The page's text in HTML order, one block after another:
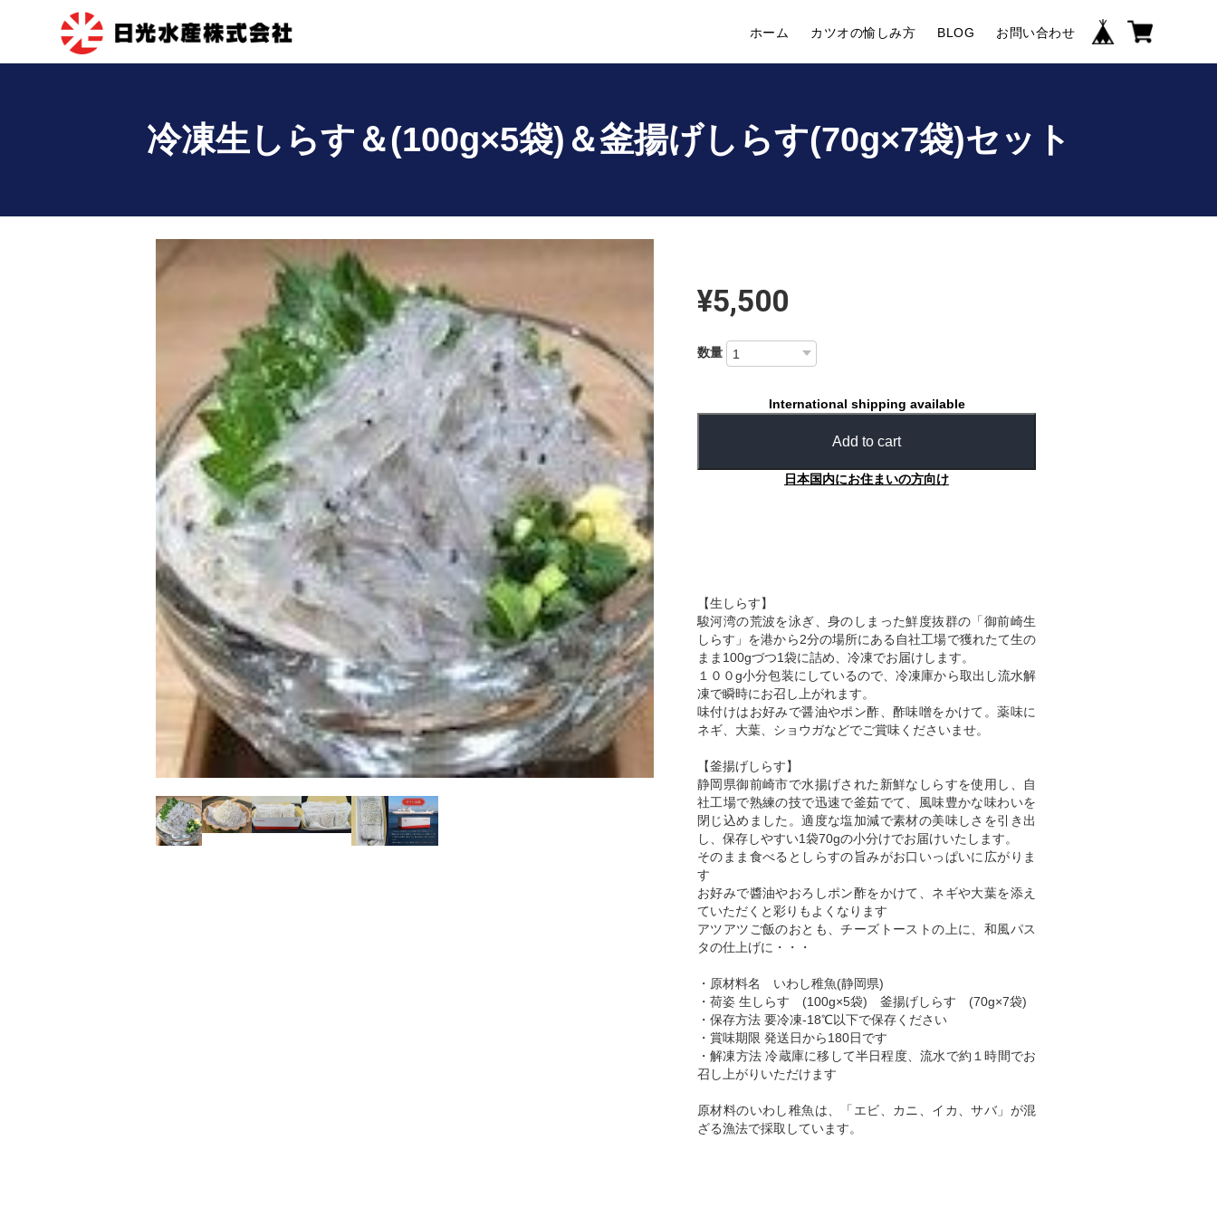
ホーム カツオの愉しみ方 BLOG お問い合わせ
冷凍生しらす＆(100g×5袋)＆釜揚げしらす(70g×7袋)セット
¥5,500
数量
International shipping available
Add to cart
日本国内にお住まいの方向け
【生しらす】
駿河湾の荒波を泳ぎ、身のしまった鮮度抜群の「御前崎生
しらす」を港から2分の場所にある自社工場で獲れたて生の
まま100gづつ1袋に詰め、冷凍でお届けします。
１００g小分包装にしているので、冷凍庫から取出し流水解
凍で瞬時にお召し上がれます。
味付けはお好みで醤油やポン酢、酢味噌をかけて。薬味に
ネギ、大葉、ショウガなどでご賞味くださいませ。
【釜揚げしらす】
静岡県御前崎市で水揚げされた新鮮なしらすを使用し、自
社工場で熟練の技で迅速で釜茹でて、風味豊かな味わいを
閉じ込めました。適度な塩加減で素材の美味しさを引き出
し、保存しやすい1袋70gの小分けでお届けいたします。
そのまま食べるとしらすの旨みがお口いっぱいに広がりま
す
お好みで醬油やおろしポン酢をかけて、ネギや大葉を添え
ていただくと彩りもよくなります
アツアツご飯のおとも、チーズトーストの上に、和風パス
タの仕上げに・・・
・原材料名 いわし稚魚(静岡県)
・荷姿 生しらす (100g×5袋) 釜揚げしらす (70g×7袋)
・保存方法 要冷凍-18℃以下で保存ください
・賞味期限 発送日から180日です
・解凍方法 冷蔵庫に移して半日程度、流水で約１時間でお
召し上がりいただけます
原材料のいわし稚魚は、「エビ、カニ、イカ、サバ」が混
ざる漁法で採取しています。